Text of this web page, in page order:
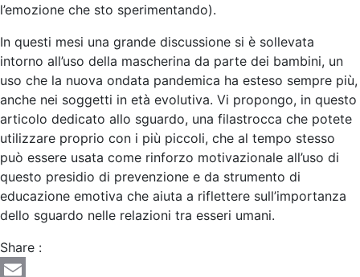
l’emozione che sto sperimentando).
In questi mesi una grande discussione si è sollevata
intorno all’uso della mascherina da parte dei bambini, un
uso che la nuova ondata pandemica ha esteso sempre più,
anche nei soggetti in età evolutiva. Vi propongo, in questo
articolo dedicato allo sguardo, una filastrocca che potete
utilizzare proprio con i più piccoli, che al tempo stesso
può essere usata come rinforzo motivazionale all’uso di
questo presidio di prevenzione e da strumento di
educazione emotiva che aiuta a riflettere sull’importanza
dello sguardo nelle relazioni tra esseri umani.
Share :